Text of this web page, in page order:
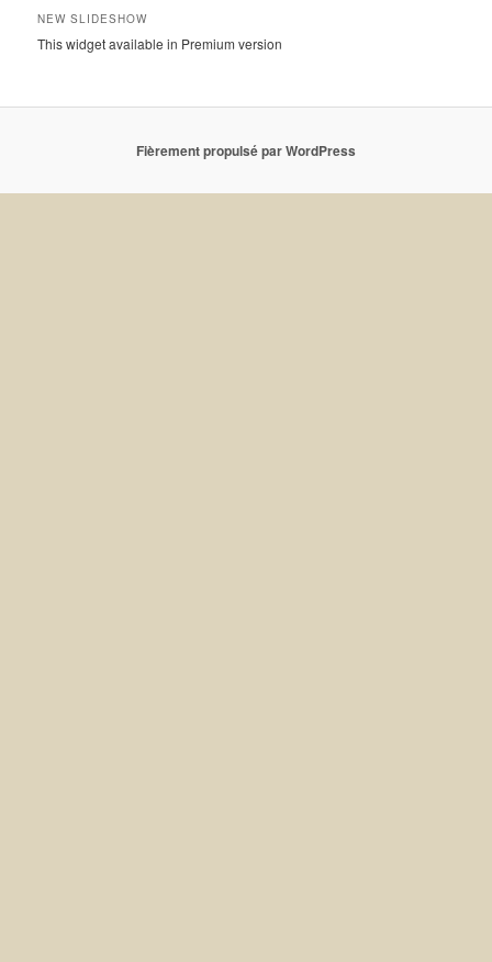
NEW SLIDESHOW
This widget available in Premium version
Fièrement propulsé par WordPress